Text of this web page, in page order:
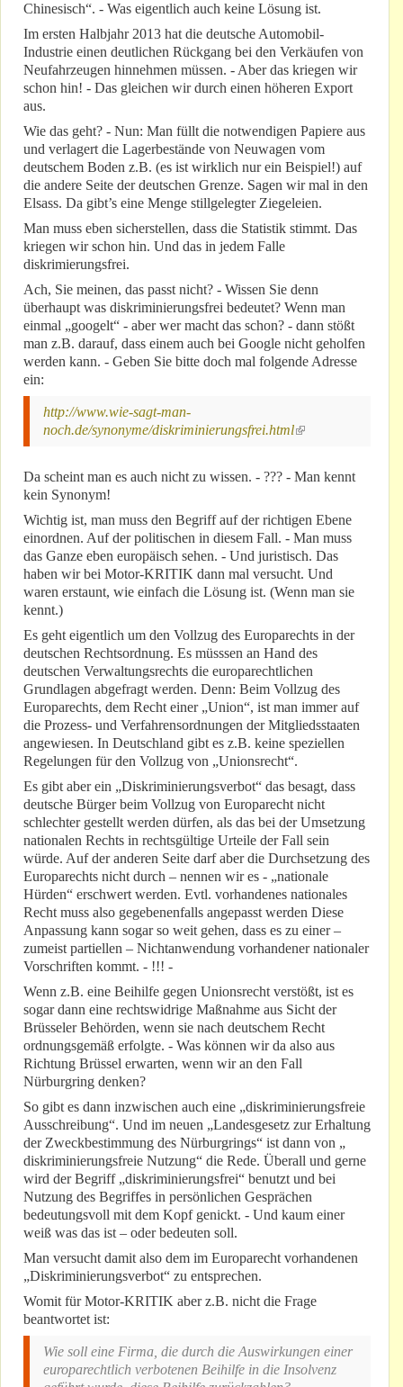
Chinesisch“. - Was eigentlich auch keine Lösung ist.
Im ersten Halbjahr 2013 hat die deutsche Automobil-
Industrie einen deutlichen Rückgang bei den Verkäufen von
Neufahrzeugen hinnehmen müssen. - Aber das kriegen wir
schon hin! - Das gleichen wir durch einen höheren Export
aus.
Wie das geht? - Nun: Man füllt die notwendigen Papiere aus
und verlagert die Lagerbestände von Neuwagen vom
deutschem Boden z.B. (es ist wirklich nur ein Beispiel!) auf
die andere Seite der deutschen Grenze. Sagen wir mal in den
Elsass. Da gibt’s eine Menge stillgelegter Ziegeleien.
Man muss eben sicherstellen, dass die Statistik stimmt. Das
kriegen wir schon hin. Und das in jedem Falle
diskrimierungsfrei.
Ach, Sie meinen, das passt nicht? - Wissen Sie denn
überhaupt was diskriminierungsfrei bedeutet? Wenn man
einmal „googelt“ - aber wer macht das schon? - dann stößt
man z.B. darauf, dass einem auch bei Google nicht geholfen
werden kann. - Geben Sie bitte doch mal folgende Adresse
ein:
http://www.wie-sagt-man-
noch.de/synonyme/diskriminierungsfrei.html(link is external)
Da scheint man es auch nicht zu wissen. - ??? - Man kennt
kein Synonym!
Wichtig ist, man muss den Begriff auf der richtigen Ebene
einordnen. Auf der politischen in diesem Fall. - Man muss
das Ganze eben europäisch sehen. - Und juristisch. Das
haben wir bei Motor-KRITIK dann mal versucht. Und
waren erstaunt, wie einfach die Lösung ist. (Wenn man sie
kennt.)
Es geht eigentlich um den Vollzug des Europarechts in der
deutschen Rechtsordnung. Es müsssen an Hand des
deutschen Verwaltungsrechts die europarechtlichen
Grundlagen abgefragt werden. Denn: Beim Vollzug des
Europarechts, dem Recht einer „Union“, ist man immer auf
die Prozess- und Verfahrensordnungen der Mitgliedsstaaten
angewiesen. In Deutschland gibt es z.B. keine speziellen
Regelungen für den Vollzug von „Unionsrecht“.
Es gibt aber ein „Diskriminierungsverbot“ das besagt, dass
deutsche Bürger beim Vollzug von Europarecht nicht
schlechter gestellt werden dürfen, als das bei der Umsetzung
nationalen Rechts in rechtsgültige Urteile der Fall sein
würde. Auf der anderen Seite darf aber die Durchsetzung des
Europarechts nicht durch – nennen wir es - „nationale
Hürden“ erschwert werden. Evtl. vorhandenes nationales
Recht muss also gegebenenfalls angepasst werden Diese
Anpassung kann sogar so weit gehen, dass es zu einer –
zumeist partiellen – Nichtanwendung vorhandener nationaler
Vorschriften kommt. - !!! -
Wenn z.B. eine Beihilfe gegen Unionsrecht verstößt, ist es
sogar dann eine rechtswidrige Maßnahme aus Sicht der
Brüsseler Behörden, wenn sie nach deutschem Recht
ordnungsgemäß erfolgte. - Was können wir da also aus
Richtung Brüssel erwarten, wenn wir an den Fall
Nürburgring denken?
So gibt es dann inzwischen auch eine „diskriminierungsfreie
Ausschreibung“. Und im neuen „Landesgesetz zur Erhaltung
der Zweckbestimmung des Nürburgrings“ ist dann von „
diskriminierungsfreie Nutzung“ die Rede. Überall und gerne
wird der Begriff „diskriminierungsfrei“ benutzt und bei
Nutzung des Begriffes in persönlichen Gesprächen
bedeutungsvoll mit dem Kopf genickt. - Und kaum einer
weiß was das ist – oder bedeuten soll.
Man versucht damit also dem im Europarecht vorhandenen
„Diskriminierungsverbot“ zu entsprechen.
Womit für Motor-KRITIK aber z.B. nicht die Frage
beantwortet ist:
Wie soll eine Firma, die durch die Auswirkungen einer
europarechtlich verbotenen Beihilfe in die Insolvenz